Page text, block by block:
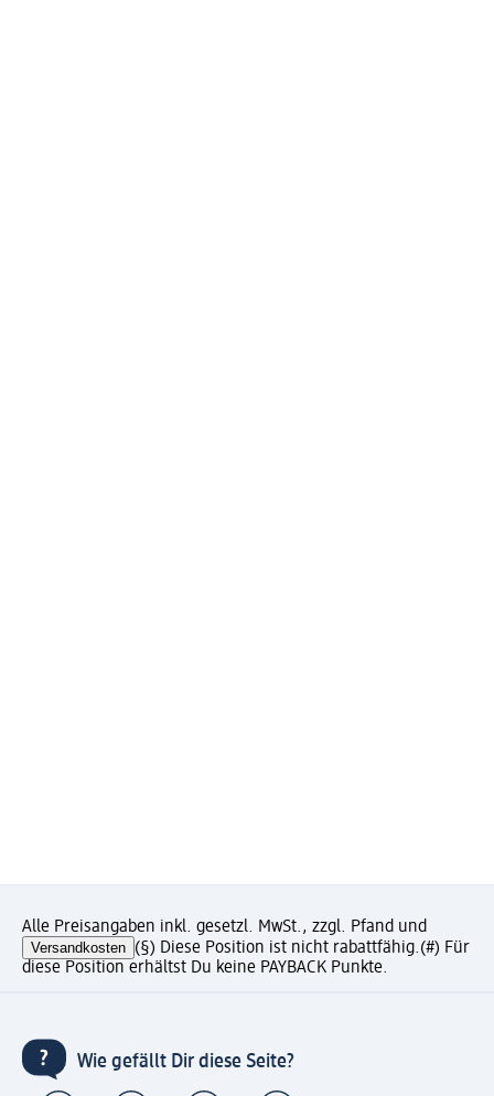
Alle Preisangaben inkl. gesetzl. MwSt., zzgl. Pfand und
Versandkosten (§) Diese Position ist nicht rabattfähig.(#) Für
diese Position erhältst Du keine PAYBACK Punkte.
Wie gefällt Dir diese Seite?